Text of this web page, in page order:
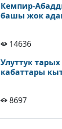
Кемпир-
башы жок
14636
Улуттук
кабаттары
8697